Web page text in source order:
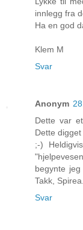
innlegg fra
Ha en god
Klem M
Svar
Anonym
Dette var
Dette
;-)
begynte
Takk, Spirea.
Svar